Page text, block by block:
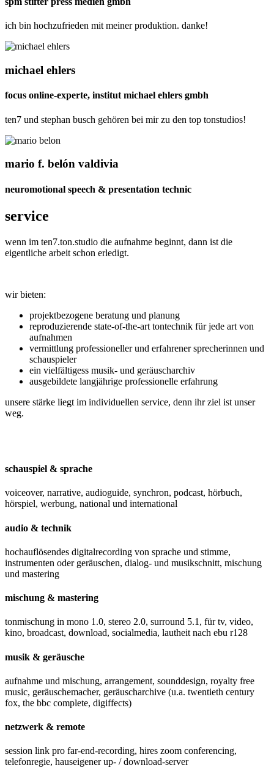
ich bin hochzufrieden mit meiner produktion. danke!
michael ehlers
focus online-experte, institut michael ehlers gmbh
ten7 und stephan busch gehören bei mir zu den top tonstudios!
mario f. belón valdivia
neuromotional speech & presentation technic
service
wenn im ten7.ton.studio die aufnahme beginnt, dann ist die
eigentliche arbeit schon erledigt.
wir bieten:
projektbezogene beratung und planung
reproduzierende state-of-the-art tontechnik für jede art von
aufnahmen
vermittlung professioneller und erfahrener sprecherinnen und
schauspieler
ein vielfältigess musik- und geräuscharchiv
ausgebildete langjährige professionelle erfahrung
unsere stärke liegt im individuellen service, denn ihr ziel ist unser
weg.
schauspiel & sprache
voiceover, narrative, audioguide, synchron, podcast, hörbuch,
hörspiel, werbung, national und international
audio & technik
hochauflösendes digitalrecording von sprache und stimme,
instrumenten oder geräuschen, dialog- und musikschnitt, mischung
und mastering
mischung & mastering
tonmischung in mono 1.0, stereo 2.0, surround 5.1, für tv, video,
kino, broadcast, download, socialmedia, lautheit nach ebu r128
musik & geräusche
aufnahme und mischung, arrangement, sounddesign, royalty free
music, geräuschemacher, geräuscharchive (u.a. twentieth century
fox, the bbc complete, digiffects)
netzwerk & remote
session link pro far-end-recording, hires zoom conferencing,
telefonregie, hauseigener up- / download-server